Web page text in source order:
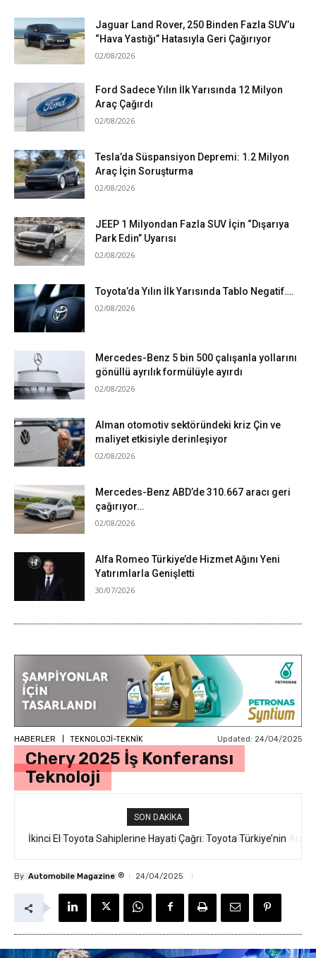
Jaguar Land Rover, 250 Binden Fazla SUV’u
“Hava Yastığı” Hatasıyla Geri Çağırıyor
02/08/2026
Ford Sadece Yılın İlk Yarısında 12 Milyon
Araç Çağırdı
02/08/2026
Tesla’da Süspansiyon Depremi: 1.2 Milyon
Araç İçin Soruşturma
02/08/2026
JEEP 1 Milyondan Fazla SUV İçin “Dışarıya
Park Edin” Uyarısı
02/08/2026
Toyota’da Yılın İlk Yarısında Tablo Negatif….
02/08/2026
Mercedes-Benz 5 bin 500 çalışanla yollarını
gönüllü ayrılık formülüyle ayırdı
02/08/2026
Alman otomotiv sektöründeki kriz Çin ve
maliyet etkisiyle derinleşiyor
02/08/2026
Mercedes-Benz ABD’de 310.667 aracı geri
çağırıyor…
02/08/2026
Alfa Romeo Türkiye’de Hizmet Ağını Yeni
Yatırımlarla Genişletti
30/07/2026